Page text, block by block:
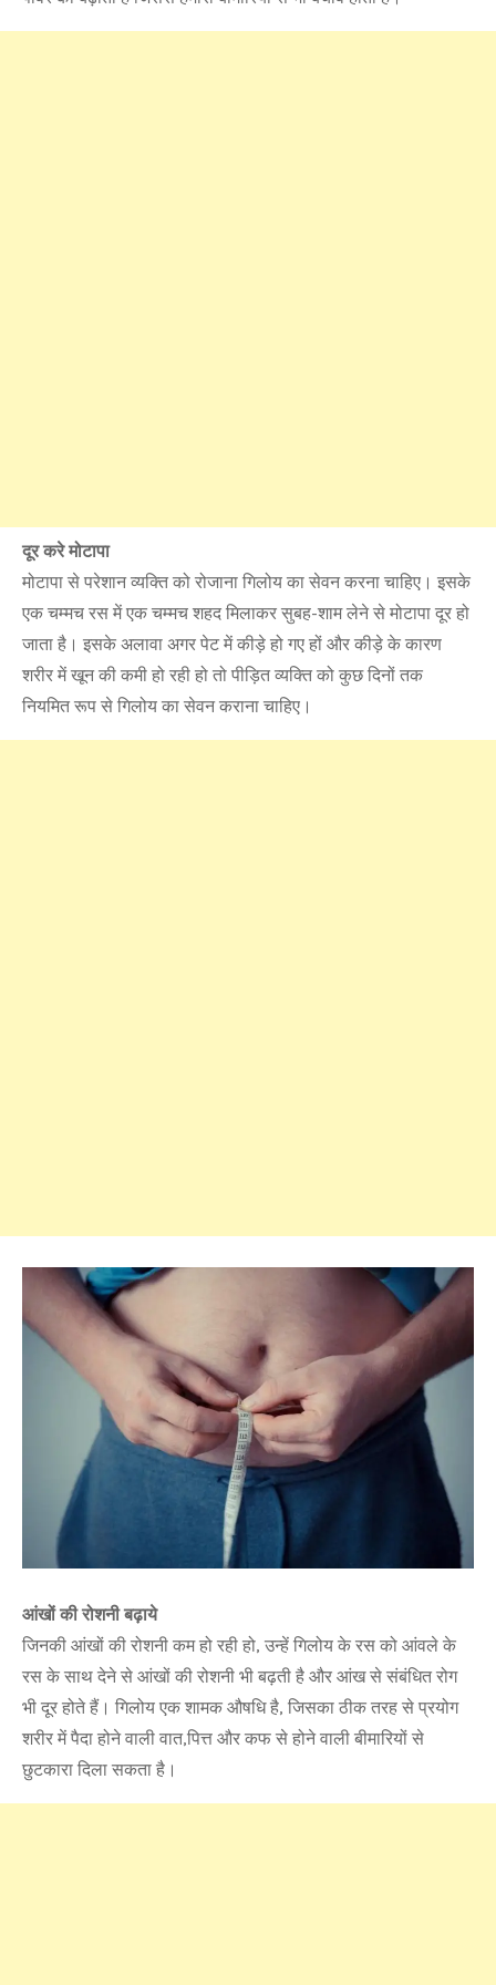
दूर करे मोटापा
मोटापा से परेशान व्यक्ति को रोजाना गिलोय का सेवन करना चाहिए। इसके
एक चम्मच रस में एक चम्मच शहद मिलाकर सुबह-शाम लेने से मोटापा दूर हो
जाता है। इसके अलावा अगर पेट में कीड़े हो गए हों और कीड़े के कारण
शरीर में खून की कमी हो रही हो तो पीड़ित व्यक्ति को कुछ दिनों तक
नियमित रूप से गिलोय का सेवन कराना चाहिए।
आंखों की रोशनी बढ़ाये
जिनकी आंखों की रोशनी कम हो रही हो, उन्हें गिलोय के रस को आंवले के
रस के साथ देने से आंखों की रोशनी भी बढ़ती है और आंख से संबंधित रोग
भी दूर होते हैं। गिलोय एक शामक औषधि है, जिसका ठीक तरह से प्रयोग
शरीर में पैदा होने वाली वात,पित्त और कफ से होने वाली बीमारियों से
छुटकारा दिला सकता है।